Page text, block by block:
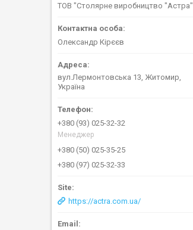
ТОВ "Столярне виробництво "Астра"
Олександр Кірєєв
вул.Лермонтовська 13, Житомир,
Україна
+380 (93) 025-32-32
Менеджер
+380 (50) 025-35-25
+380 (97) 025-32-33
https://actra.com.ua/